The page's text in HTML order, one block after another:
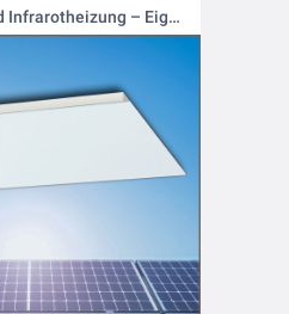
☀️ Photovoltaik und Infrarotheizung – Eigenverbrauch intelligent steigern